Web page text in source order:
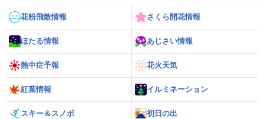
花粉飛散情報 さくら開花情報
ほたる情報 あじさい情報
熱中症予報 花火天気
紅葉情報 イルミネーション
スキー＆スノボ 初日の出